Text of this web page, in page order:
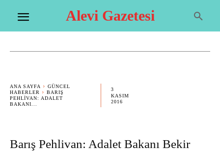
Alevi Gazetesi
ANA SAYFA
GÜNCEL
HABERLER
BARIŞ
PEHLIVAN: ADALET
BAKANI...
3
KASIM
2016
Barış Pehlivan: Adalet Bakanı Bekir